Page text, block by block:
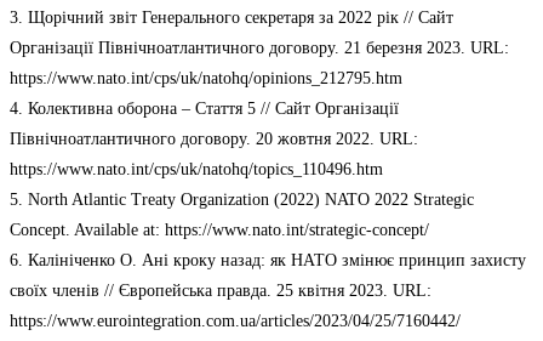
3. Щорічний звіт Генерального секретаря за 2022 рік // Сайт
Організації Північноатлантичного договору. 21 березня 2023. URL:
https://www.nato.int/cps/uk/natohq/opinions_212795.htm
4. Колективна оборона – Стаття 5 // Сайт Організації
Північноатлантичного договору. 20 жовтня 2022. URL:
https://www.nato.int/cps/uk/natohq/topics_110496.htm
5. North Atlantic Treaty Organization (2022) NATO 2022 Strategic
Concept. Available at: https://www.nato.int/strategic-concept/
6. Калініченко О. Ані кроку назад: як НАТО змінює принцип захисту
своїх членів // Європейська правда. 25 квітня 2023. URL:
https://www.eurointegration.com.ua/articles/2023/04/25/7160442/